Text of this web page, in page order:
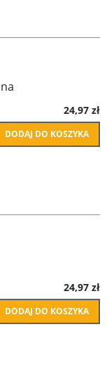
24,97 zł
DODAJ DO KOSZYKA
24,97 zł
DODAJ DO KOSZYKA